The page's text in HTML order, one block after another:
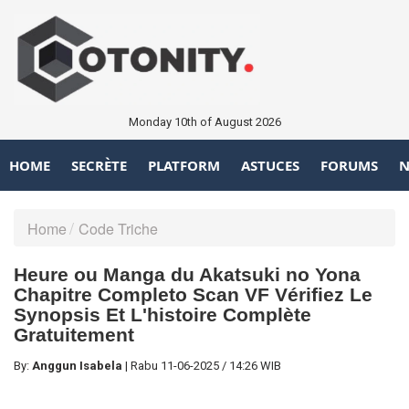
Monday 10th of August 2026
HOME SECRÈTE PLATFORM ASTUCES FORUMS
Home Code Triche
Heure ou Manga du Akatsuki no Yona
Chapitre Completo Scan VF Vérifiez Le
Synopsis Et L'histoire Complète
Gratuitement
By: Anggun Isabela | Rabu 11-06-2025 / 14:26 WIB